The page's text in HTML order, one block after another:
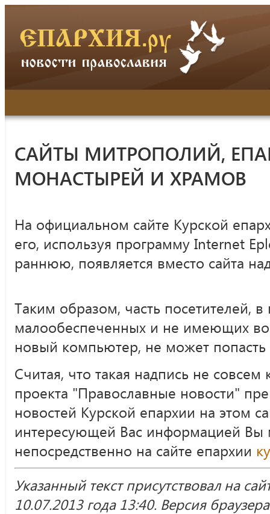
САЙТЫ МИТРОПОЛИЙ,
МОНАСТЫРЕЙ И ХРАМОВ
На официальном сайте Курской
его, используя программу Internet
раннюю, появляется вместо сайта
Таким образом, часть посетителей,
малообеспеченных и не имеющих
новый компьютер, не может попасть
Считая, что такая надпись не
проекта "Православные новости"
новостей Курской епархии на этом
интересующей Вас информацией Вы
непосредственно на сайте епархии
Указанный текст присутствовал на
10.07.2013 года 13:40. Версия